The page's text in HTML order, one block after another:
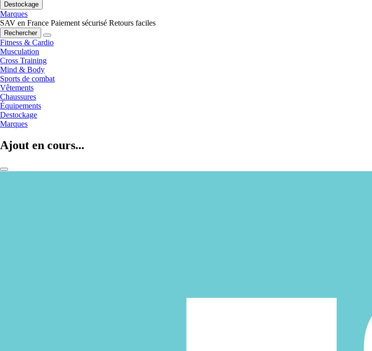
Destockage
Marques
SAV en France Paiement sécurisé Retours faciles
Rechercher
Fitness & Cardio
Musculation
Cross Training
Mind & Body
Sports de combat
Vêtements
Chaussures
Équipements
Destockage
Marques
Ajout en cours...